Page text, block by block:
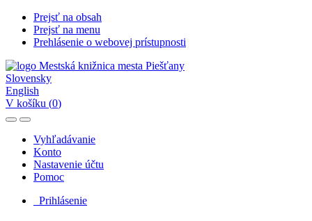
Prejsť na obsah
Prejsť na menu
Prehlásenie o webovej prístupnosti
Slovensky
English
V košíku (0)
Vyhľadávanie
Konto
Nastavenie účtu
Pomoc
Prihlásenie